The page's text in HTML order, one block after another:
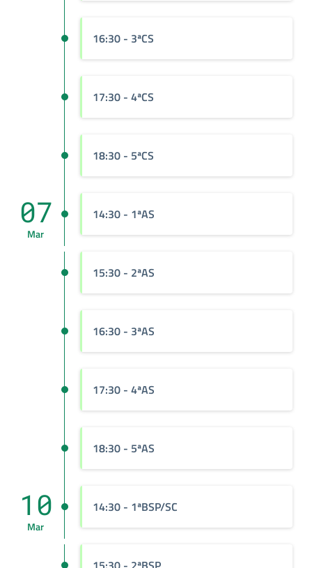
16:30 - 3ªCS
17:30 - 4ªCS
18:30 - 5ªCS
07
Mar
14:30 - 1ªAS
15:30 - 2ªAS
16:30 - 3ªAS
17:30 - 4ªAS
18:30 - 5ªAS
10
Mar
14:30 - 1ªBSP/SC